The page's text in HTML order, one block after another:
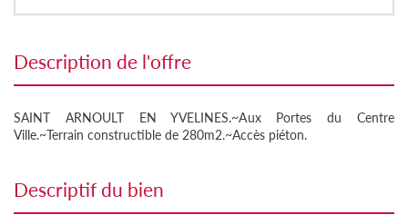
description de l'offre
SAINT ARNOULT EN YVELINES.~Aux Portes du Centre
Ville.~Terrain constructible de 280m2.~Accès piéton.
descriptif du bien